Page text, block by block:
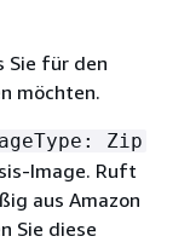
Sie für den
möchten.
Zip
Image. Ruft
aus Amazon
Sie diese